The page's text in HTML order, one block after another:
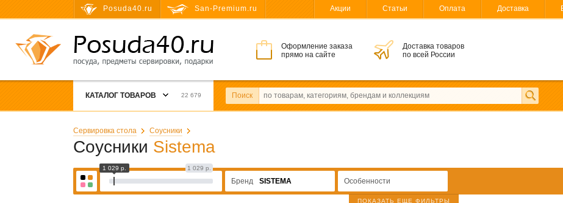
Posuda40.ru San-Premium.ru Акции Статьи Оплата Доставка
Оформление заказа
прямо на сайте
Доставка товаров
по всей России
КАТАЛОГ ТОВАРОВ 22 679 Поиск
Сервировка стола Соусники
Соусники Sistema
1 029 р.
1 029 р.
Бренд SISTEMA Особенности
ПОКАЗАТЬ ЕЩЕ ФИЛЬТРЫ